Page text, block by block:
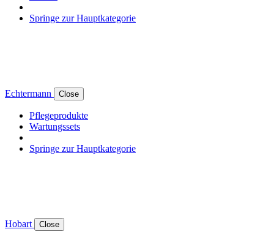
Springe zur Hauptkategorie
Echtermann Close
Pflegeprodukte
Wartungssets
Springe zur Hauptkategorie
Hobart Close